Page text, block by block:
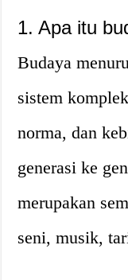
1. Apa itu
Budaya
sistem
norma, dan
generasi ke
merupakan
seni, musik,